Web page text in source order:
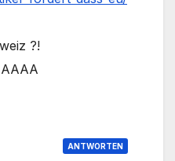
?!
ANTWORTEN